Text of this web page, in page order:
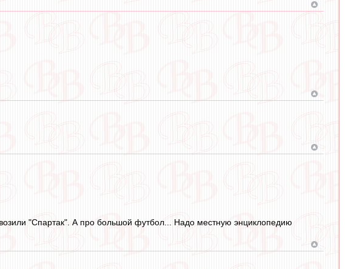
"Спартак". А про большой футбол... Надо местную энциклопедию